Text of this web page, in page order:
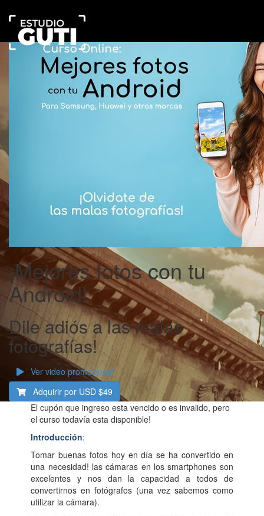
Estudio
Guti
Escuela
Online
¡Mejores fotos con tu
Android!
Dile adiós a las malas
fotografías!
Ver video promocional
Adquirir por USD $49
El cupón que ingreso esta vencido o es invalido, pero
el curso todavía esta disponible!
Introducción:
Tomar buenas fotos hoy en día se ha convertido en
una necesidad! las cámaras en los smartphones son
excelentes y nos dan la capacidad a todos de
convertirnos en fotógrafos (una vez sabemos como
utilizar la cámara).